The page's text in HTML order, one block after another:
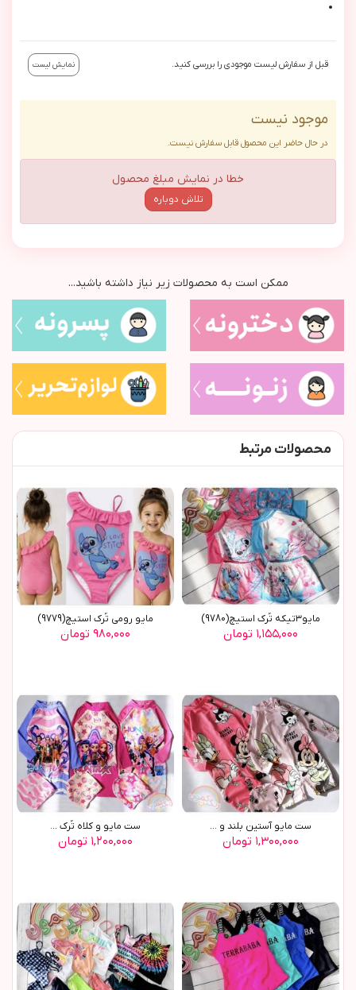
قبل از سفارش لیست موجودی را بررسی کنید. نمایش لیست
موجود نیست
در حال حاضر این محصول قابل سفارش نیست.
خطا در نمایش مبلغ محصول
تلاش دوباره
ممکن است به محصولات زیر نیاز داشته باشید...
محصولات مرتبط
مایو٣تیکه تُرک استیچ(9780)
۱,۱۵۵,۰۰۰ تومان
مایو رومی تُرک استیچ(9779)
۹۸۰,۰۰۰ تومان
ست مایو آستین بلند و ...
۱,۳۰۰,۰۰۰ تومان
ست مایو و کلاه تُرک ...
۱,۲۰۰,۰۰۰ تومان